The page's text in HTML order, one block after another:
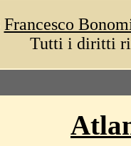
Francesco
Tutti i diritti